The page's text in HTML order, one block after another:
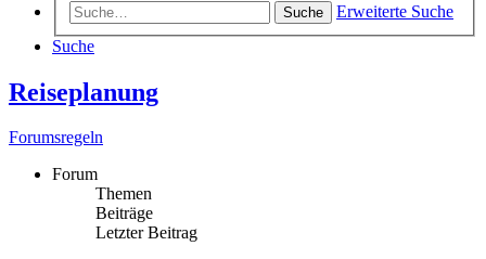
Suche
Erweiterte Suche
Suche
Reiseplanung
Forumsregeln
Forum
Themen
Beiträge
Letzter Beitrag